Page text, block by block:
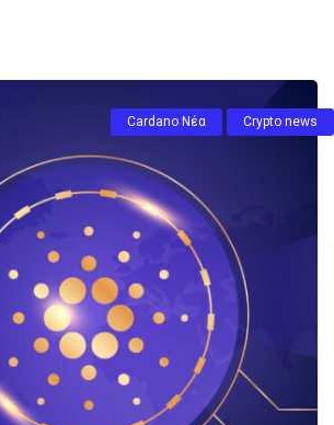
Cardano Νέα Crypto news